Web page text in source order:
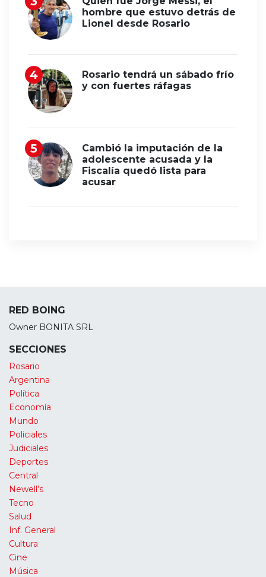
hombre que estuvo detrás de
Lionel desde Rosario
Rosario tendrá un sábado frío
y con fuertes ráfagas
Cambió la imputación de la
adolescente acusada y la
Fiscalía quedó lista para
acusar
RED BOING
Owner BONITA SRL
SECCIONES
Rosario
Argentina
Política
Economía
Mundo
Policiales
Judiciales
Deportes
Central
Newell’s
Tecno
Salud
Inf. General
Cultura
Cine
Música